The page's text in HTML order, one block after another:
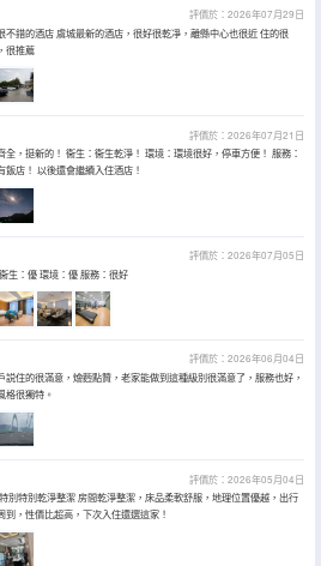
評價於：2026年07月29日
不錯的酒店 虞城最新的酒店，很好很乾凈，離縣中心也很近 住的很
很推薦
評價於：2026年07月21日
全，挺新的！ 衞生：衞生乾淨！ 環境：環境很好，停車方便！ 服務：
飯店！ 以後還會繼續入住酒店！
評價於：2026年07月05日
生：優 環境：優 服務：很好
評價於：2026年06月04日
説住的很滿意，燴麪點贊，老家能做到這種級別很滿意了，服務也好，
格很獨特。
評價於：2026年05月04日
別特別乾淨整潔 房間乾淨整潔，床品柔軟舒服，地理位置優越，出行
到，性價比超高，下次入住還選這家！